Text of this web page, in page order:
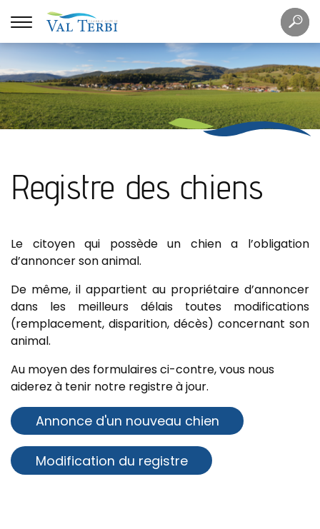
Mots
clés
Registre des chiens
Le citoyen qui possède un chien a l’obligation
d’annoncer son animal.
De même, il appartient au propriétaire d’annoncer
dans les meilleurs délais toutes modifications
(remplacement, disparition, décès) concernant son
animal.
Au moyen des formulaires ci-contre, vous nous
aiderez à tenir notre registre à jour.
Annonce d'un nouveau chien
Modification du registre